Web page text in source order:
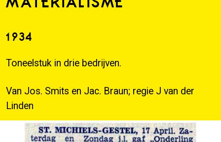
1934
Toneelstuk in drie bedrijven.
Van Jos. Smits en Jac. Braun; regie J van der
Linden